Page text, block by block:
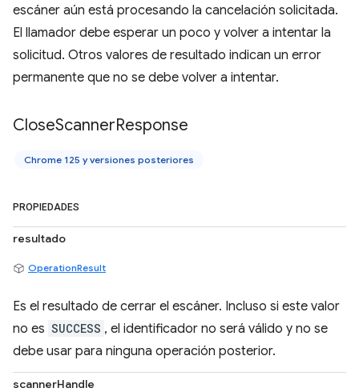
escáner aún está procesando la cancelación solicitada.
El llamador debe esperar un poco y volver a intentar la
solicitud. Otros valores de resultado indican un error
permanente que no se debe volver a intentar.
CloseScannerResponse
Chrome 125 y versiones posteriores
PROPIEDADES
resultado
OperationResult
Es el resultado de cerrar el escáner. Incluso si este valor
no es SUCCESS , el identificador no será válido y no se
debe usar para ninguna operación posterior.
scannerHandle